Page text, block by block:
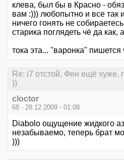
клева, был бы в Красно -
вам :))) любопытно и все так
ничего гонять не
старика поглядеть чё да как,
тока эта... "варонка" пишется
Re: i7 отстой, Фен ещё
))
cloctor
68 - 28.12.2009 - 01:08
Diabolo ощущение жидкого
незабываемо, теперь брат
)))